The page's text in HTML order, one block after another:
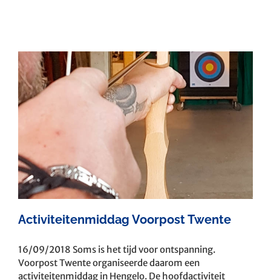
Activiteitenmiddag Voorpost Twente
16/09/2018 Soms is het tijd voor ontspanning.
Voorpost Twente organiseerde daarom een
activiteitenmiddag in Hengelo. De hoofdactiviteit